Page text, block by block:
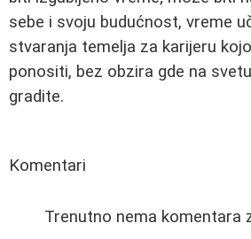
sebe i svoju budućnost, vreme
stvaranja temelja za karijeru
ponositi, bez obzira gde na
gradite.
Komentari
Trenutno nema komentara